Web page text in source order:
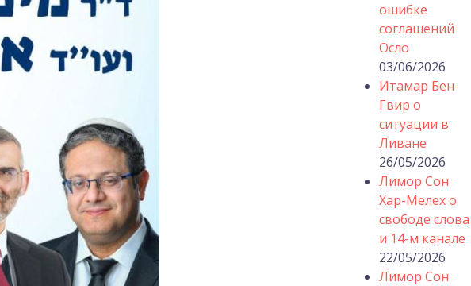
ошибке
соглашений
Осло
03/06/2026
Итамар Бен-
Гвир о
ситуации в
Ливане
26/05/2026
Лимор Сон
Хар-Мелех о
свободе слова
и 14-м канале
22/05/2026
Лимор Сон